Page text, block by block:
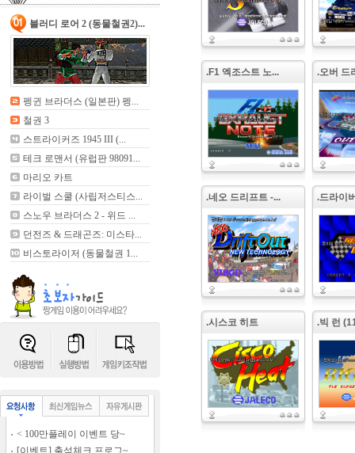
블러디 로어 2 (동물철권2)...
펭귄 브라더스 (일본판) 펭...
철권 3
스트라이커즈 1945 III (...
테크 로맨서 (유럽판 98091...
마리오 카트
라이벌 스쿨 (사립저스티스...
스노우 브라더스 2 - 위드 ...
던전즈 & 드래곤즈: 미스타...
비스토라이저 (동물철권 1...
< 100만플레이 이벤트 당~
[이벤트] 출석체크 프로그~
.F1 엑조스트 노... .오버 드
.네오 드리프트 -... .드라이
.시스코 히트 .빅 런